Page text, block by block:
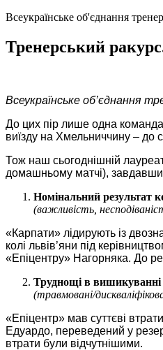
Всеукраїнське об'єднання
Тренерський
Всеукраїнське об’єднання
До цих пір лише одна
виїзду на Хмельниччину ‒ до
Тож наш сьогоднішній
домашньому матчі), завдавши
Номінальний результат
(важливість,
«Карпати» лідирують із
колі львів’яни під
«Епіцентру» Нагорняка. До
Труднощі в вишикуванні
(травмовані/
«Епіцентр» мав суттєві
Едуардо, переведений у
втрати були відчутнішими.